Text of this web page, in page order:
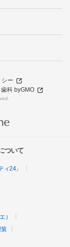
シー
科 byGMO
ついて
24」
）